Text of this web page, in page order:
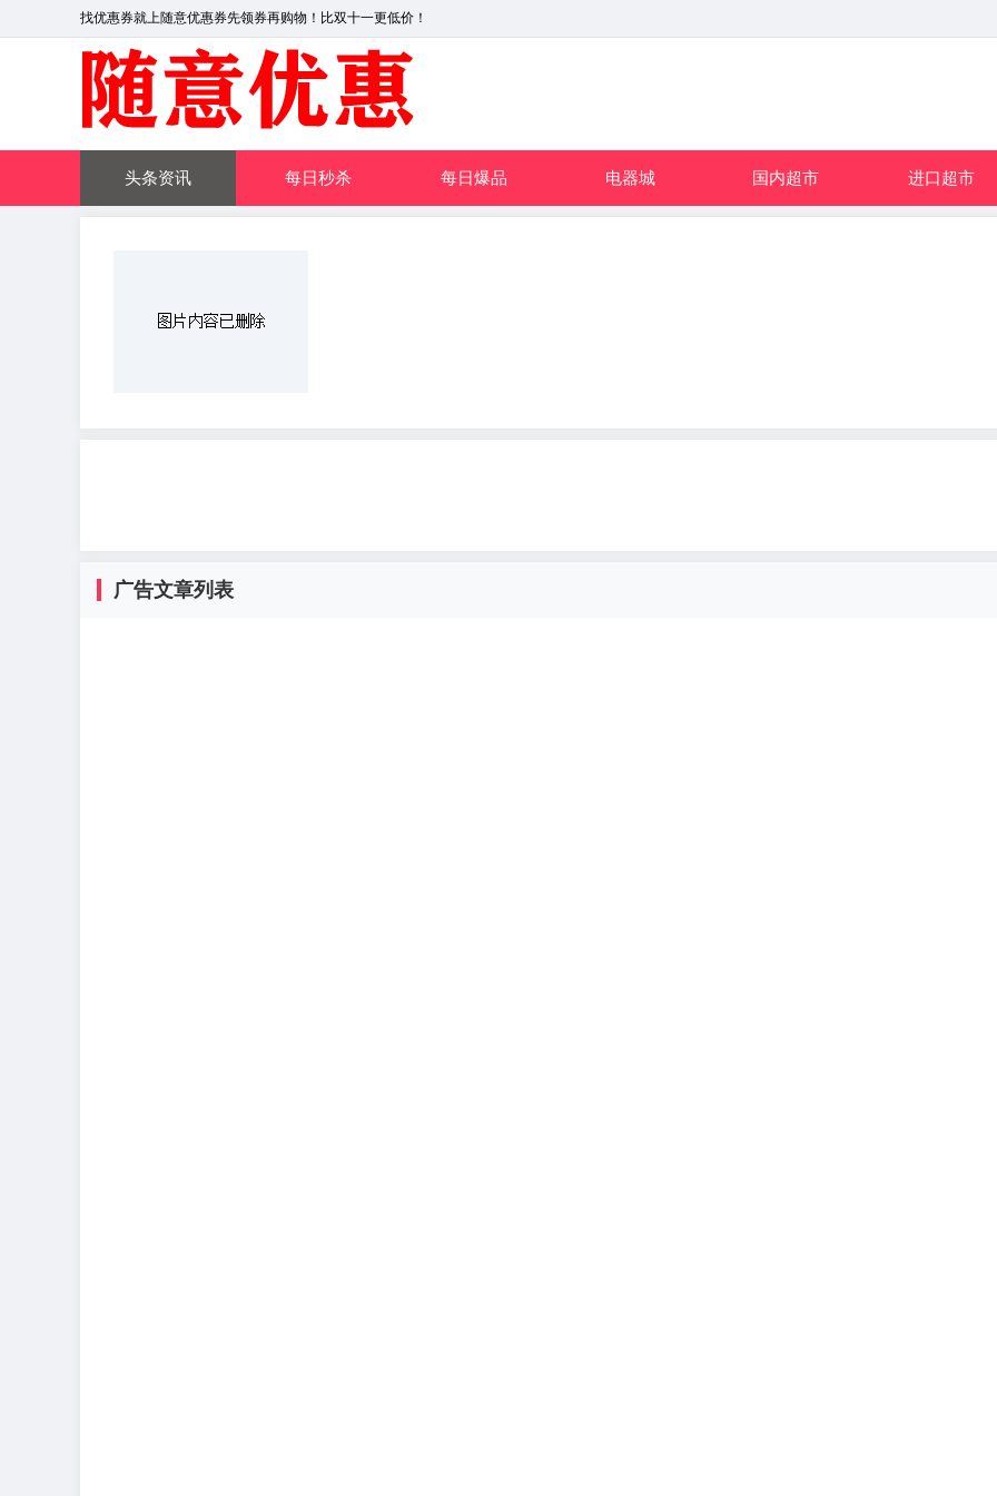
找优惠券就上随意优惠券先领券再购物！比双十一更低价！
头条资讯 每日秒杀 每日爆品 电器城 国内超市 进口超市
广告文章列表